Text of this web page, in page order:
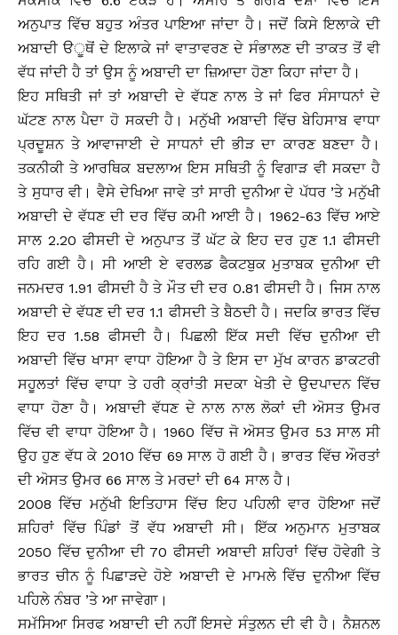
ਅਨੁਪਾਤ ਵਿੱਚ ਬਹੁਤ ਅੰਤਰ ਪਾਇਆ ਜਾਂਦਾ ਹੈ। ਜਦੋਂ ਕਿਸੇ ਇਲਾਕੇ ਦੀ
ਅਬਾਦੀ ੳੂਥੋਂ ਦੇ ਇਲਾਕੇ ਜਾਂ ਵਾਤਾਵਰਣ ਦੇ ਸੰਭਾਲਣ ਦੀ ਤਾਕਤ ਤੋਂ ਵੀ
ਵੱਧ ਜਾਂਦੀ ਹੈ ਤਾਂ ਉਸ ਨੂੰ ਅਬਾਦੀ ਦਾ ਜ਼ਿਆਦਾ ਹੋਣਾ ਕਿਹਾ ਜਾਂਦਾ ਹੈ।
ਇਹ ਸਥਿਤੀ ਜਾਂ ਤਾਂ ਅਬਾਦੀ ਦੇ ਵੱਧਣ ਨਾਲ ਤੇ ਜਾਂ ਫਿਰ ਸੰਸਾਧਨਾਂ ਦੇ
ਘੱਟਣ ਨਾਲ ਪੈਦਾ ਹੋ ਸਕਦੀ ਹੈ। ਮਨੁੱਖੀ ਅਬਾਦੀ ਵਿੱਚ ਬੇਹਿਸਾਬ ਵਾਧਾ
ਪ੍ਰਦੂਸ਼ਨ ਤੇ ਆਵਾਜਾਈ ਦੇ ਸਾਧਨਾਂ ਦੀ ਭੀੜ ਦਾ ਕਾਰਣ ਬਣਦਾ ਹੈ।
ਤਕਨੀਕੀ ਤੇ ਆਰਥਿਕ ਬਦਲਾਅ ਇਸ ਸਥਿਤੀ ਨੂੰ ਵਿਗਾੜ ਵੀ ਸਕਦਾ ਹੈ
ਤੇ ਸੁਧਾਰ ਵੀ। ਵੈਸੇ ਦੇਖਿਆ ਜਾਵੇ ਤਾਂ ਸਾਰੀ ਦੁਨੀਆ ਦੇ ਪੱਧਰ ’ਤੇ ਮਨੁੱਖੀ
ਅਬਾਦੀ ਦੇ ਵੱਧਣ ਦੀ ਦਰ ਵਿੱਚ ਕਮੀ ਆਈ ਹੈ। 1962-63 ਵਿੱਚ ਆਏ
ਸਾਲ 2.20 ਫੀਸਦੀ ਦੇ ਅਨੁਪਾਤ ਤੋਂ ਘੱਟ ਕੇ ਇਹ ਦਰ ਹੁਣ 1.1 ਫੀਸਦੀ
ਰਹਿ ਗਈ ਹੈ। ਸੀ ਆਈ ਏ ਵਰਲਡ ਫੈਕਟਬੁਕ ਮੁਤਾਬਕ ਦੁਨੀਆ ਦੀ
ਜਨਮਦਰ 1.91 ਫੀਸਦੀ ਹੈ ਤੇ ਮੌਤ ਦੀ ਦਰ 0.81 ਫੀਸਦੀ ਹੈ। ਜਿਸ ਨਾਲ
ਅਬਾਦੀ ਦੇ ਵੱਧਣ ਦੀ ਦਰ 1.1 ਫੀਸਦੀ ਤੇ ਬੈਠਦੀ ਹੈ। ਜਦਕਿ ਭਾਰਤ ਵਿੱਚ
ਇਹ ਦਰ 1.58 ਫੀਸਦੀ ਹੈ। ਪਿਛਲੀ ਇੱਕ ਸਦੀ ਵਿੱਚ ਦੁਨੀਆ ਦੀ
ਅਬਾਦੀ ਵਿੱਚ ਖਾਸਾ ਵਾਧਾ ਹੋਇਆ ਹੈ ਤੇ ਇਸ ਦਾ ਮੁੱਖ ਕਾਰਨ ਡਾਕਟਰੀ
ਸਹੂਲਤਾਂ ਵਿੱਚ ਵਾਧਾ ਤੇ ਹਰੀ ਕ੍ਰਾਂਤੀ ਸਦਕਾ ਖੇਤੀ ਦੇ ਉਦਪਾਦਨ ਵਿੱਚ
ਵਾਧਾ ਹੋਣਾ ਹੈ। ਅਬਾਦੀ ਵੱਧਣ ਦੇ ਨਾਲ ਨਾਲ ਲੋਕਾਂ ਦੀ ਅੋਸਤ ਉਮਰ
ਵਿੱਚ ਵੀ ਵਾਧਾ ਹੋਇਆ ਹੈ। 1960 ਵਿੱਚ ਜੋ ਅੋਸਤ ਉਮਰ 53 ਸਾਲ ਸੀ
ਉਹ ਹੁਣ ਵੱਧ ਕੇ 2010 ਵਿੱਚ 69 ਸਾਲ ਹੋ ਗਈ ਹੈ। ਭਾਰਤ ਵਿੱਚ ਔਰਤਾਂ
ਦੀ ਅੋਸਤ ਉਮਰ 66 ਸਾਲ ਤੇ ਮਰਦਾਂ ਦੀ 64 ਸਾਲ ਹੈ।
2008 ਵਿੱਚ ਮਨੁੱਖੀ ਇਤਿਹਾਸ ਵਿੱਚ ਇਹ ਪਹਿਲੀ ਵਾਰ ਹੋਇਆ ਜਦੋਂ
ਸ਼ਹਿਰਾਂ ਵਿੱਚ ਪਿੰਡਾਂ ਤੋਂ ਵੱਧ ਅਬਾਦੀ ਸੀ। ਇੱਕ ਅਨੁਮਾਨ ਮੁਤਾਬਕ
2050 ਵਿੱਚ ਦੁਨੀਆ ਦੀ 70 ਫੀਸਦੀ ਅਬਾਦੀ ਸ਼ਹਿਰਾਂ ਵਿੱਚ ਹੋਵੇਗੀ ਤੇ
ਭਾਰਤ ਚੀਨ ਨੂੰ ਪਿਛਾੜਦੇ ਹੋਏ ਅਬਾਦੀ ਦੇ ਮਾਮਲੇ ਵਿੱਚ ਦੁਨੀਆ ਵਿੱਚ
ਪਹਿਲੇ ਨੰਬਰ ’ਤੇ ਆ ਜਾਵੇਗਾ।
ਸਮੱਸਿਆ ਸਿਰਫ ਅਬਾਦੀ ਦੀ ਨਹੀਂ ਇਸਦੇ ਸੰਤੁਲਨ ਦੀ ਵੀ ਹੈ। ਨੈਸ਼ਨਲ